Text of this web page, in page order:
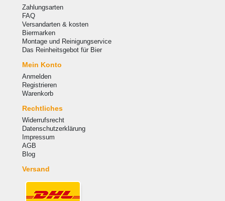
Zahlungsarten
FAQ
Versandarten & kosten
Biermarken
Montage und Reinigungservice
Das Reinheitsgebot für Bier
Mein Konto
Anmelden
Registrieren
Warenkorb
Rechtliches
Widerrufsrecht
Datenschutzerklärung
Impressum
AGB
Blog
Versand